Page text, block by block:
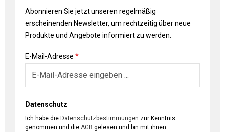
Abonnieren Sie jetzt unseren regelmäßig
erscheinenden Newsletter, um rechtzeitig über neue
Produkte und Angebote informiert zu werden.
E-Mail-Adresse *
Datenschutz
Ich habe die Datenschutzbestimmungen
genommen und die AGB